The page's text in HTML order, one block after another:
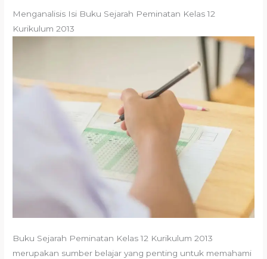
Menganalisis Isi Buku Sejarah Peminatan Kelas 12
Kurikulum 2013
Buku Sejarah Peminatan Kelas 12 Kurikulum 2013
merupakan sumber belajar yang penting untuk memahami